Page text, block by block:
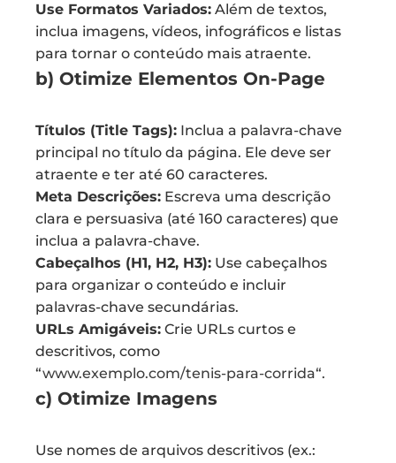
Use Formatos Variados: Além de textos,
inclua imagens, vídeos, infográficos e listas
para tornar o conteúdo mais atraente.
b) Otimize Elementos On-Page
Títulos (Title Tags): Inclua a palavra-chave
principal no título da página. Ele deve ser
atraente e ter até 60 caracteres.
Meta Descrições: Escreva uma descrição
clara e persuasiva (até 160 caracteres) que
inclua a palavra-chave.
Cabeçalhos (H1, H2, H3): Use cabeçalhos
para organizar o conteúdo e incluir
palavras-chave secundárias.
URLs Amigáveis: Crie URLs curtos e
descritivos, como
“www.exemplo.com/tenis-para-corrida“.
c) Otimize Imagens
Use nomes de arquivos descritivos (ex.: